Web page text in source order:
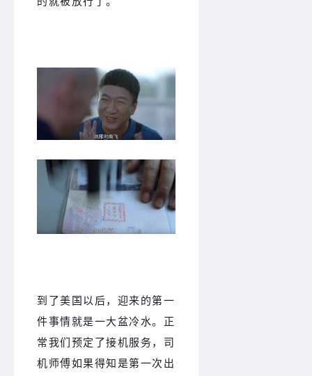
到了美国以后，迎来的第一
件事情就是一大盆冷水。正
常我们预定了接机服务，司
机师傅如果得知是第一次出